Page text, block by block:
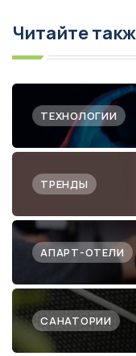
Читайте
ТЕХНОЛОГИИ
ТРЕНДЫ
АПАРТ-ОТЕЛИ
САНАТОРИИ